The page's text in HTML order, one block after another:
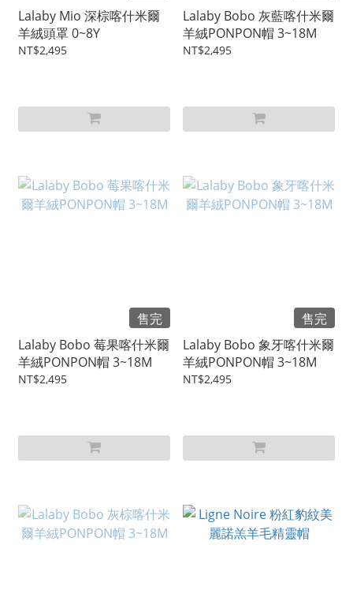
Lalaby Mio 深棕喀什米爾
羊絨頭罩 0~8Y
NT$2,495
Lalaby Bobo 灰藍喀什米爾
羊絨PONPON帽 3~18M
NT$2,495
售完
Lalaby Bobo 莓果喀什米爾
羊絨PONPON帽 3~18M
NT$2,495
售完
Lalaby Bobo 象牙喀什米爾
羊絨PONPON帽 3~18M
NT$2,495